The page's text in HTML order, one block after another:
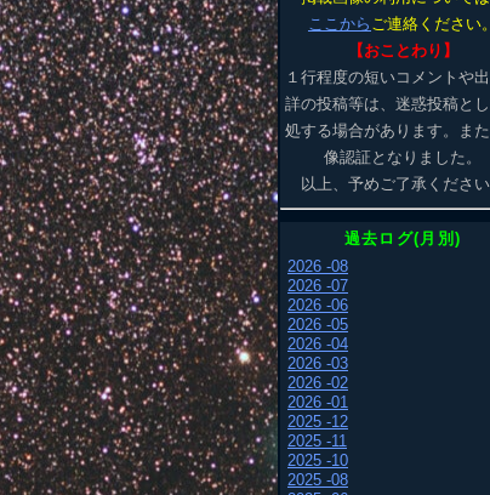
ここから ご連絡ください。
【おことわり】
１行程度の短いコメントや
詳の投稿等は、迷惑投稿と
処する場合があります。ま
像認証となりました。
以上、予めご了承ください
過去ログ(月別)
2026 -08
2026 -07
2026 -06
2026 -05
2026 -04
2026 -03
2026 -02
2026 -01
2025 -12
2025 -11
2025 -10
2025 -08